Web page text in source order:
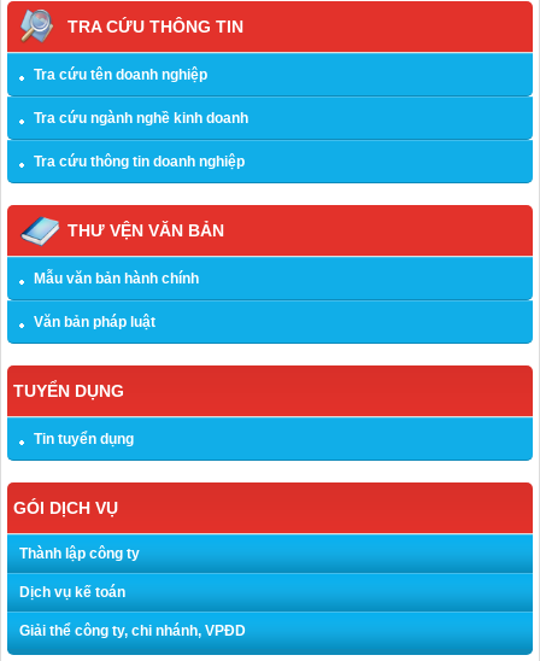
TRA CỨU THÔNG TIN
Tra cứu tên doanh nghiệp
Tra cứu ngành nghề kinh doanh
Tra cứu thông tin doanh nghiệp
THƯ VỆN VĂN BẢN
Mẫu văn bản hành chính
Văn bản pháp luật
TUYỂN DỤNG
Tin tuyển dụng
GÓI DỊCH VỤ
Thành lập công ty
Dịch vụ kế toán
Giải thể công ty, chi nhánh, VPĐD